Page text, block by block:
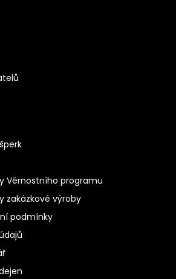
Věrnostního programu
zakázkové výroby
podmínky